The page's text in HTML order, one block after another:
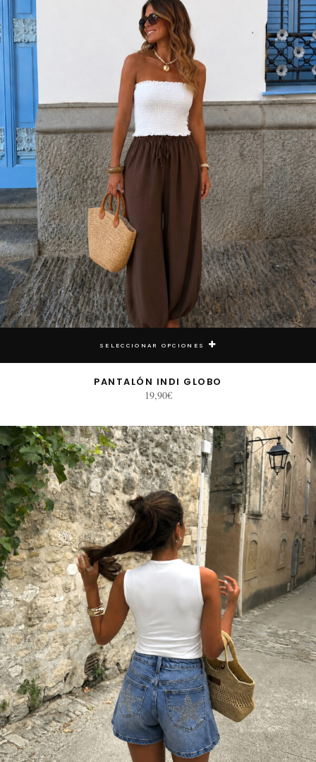
SELECCIONAR OPCIONES
PANTALÓN INDI GLOBO
19,90€